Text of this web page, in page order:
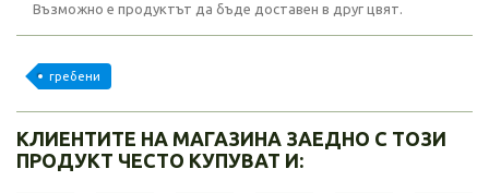
Възможно е продуктът да бъде доставен в друг цвят.
гребени
КЛИЕНТИТЕ НА МАГАЗИНА ЗАЕДНО С ТОЗИ
ПРОДУКТ ЧЕСТО КУПУВАТ И: